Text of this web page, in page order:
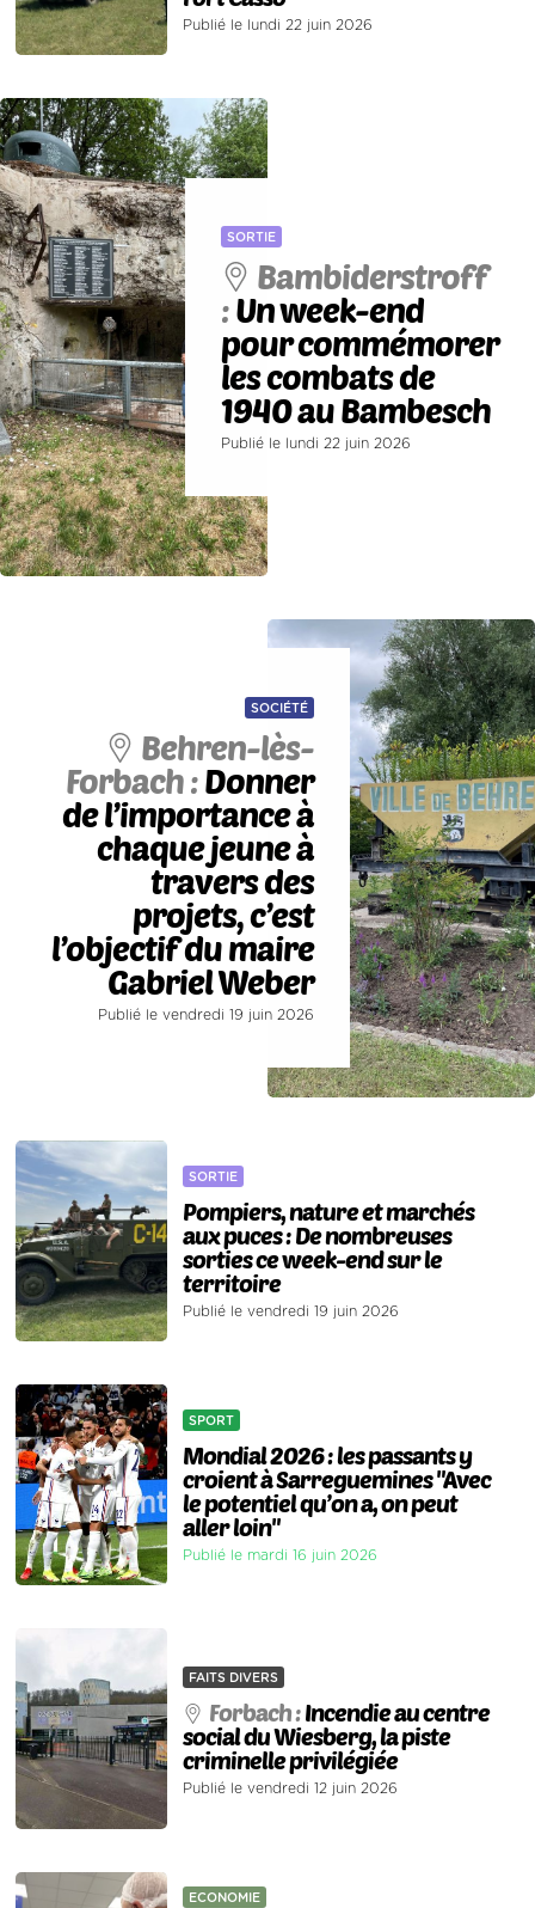
Publié le lundi 22 juin 2026
SORTIE
Bambiderstroff
:Un week-end
pour commémorer
les combats de
1940 au Bambesch
Publié le lundi 22 juin 2026
SOCIÉTÉ
Behren-lès-
Forbach :Donner
de l’importance à
chaque jeune à
travers des
projets, c’est
l’objectif du maire
Gabriel Weber
Publié le vendredi 19 juin 2026
SORTIE
Pompiers, nature et marchés
aux puces : De nombreuses
sorties ce week-end sur le
territoire
Publié le vendredi 19 juin 2026
SPORT
Mondial 2026 : les passants y
croient à Sarreguemines "Avec
le potentiel qu’on a, on peut
aller loin"
Publié le mardi 16 juin 2026
FAITS DIVERS
Forbach :Incendie au centre
social du Wiesberg, la piste
criminelle privilégiée
Publié le vendredi 12 juin 2026
ECONOMIE